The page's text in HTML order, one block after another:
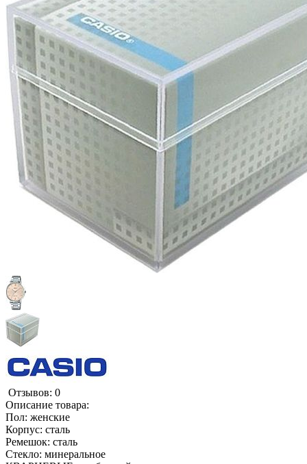
Отзывов: 0
Описание товара:
Пол: женские
Корпус: сталь
Ремешок: сталь
Стекло: минеральное